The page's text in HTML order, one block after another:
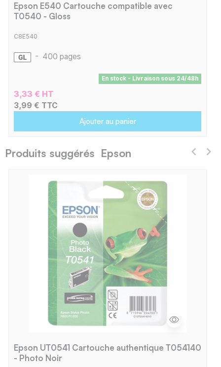
Epson E540 Cartouche compatible avec
T0540 - Gloss
C8E540
- 400 pages
En stock - Livraison sous 24/48h
3,33 € HT
3,99 € TTC
Ajouter au panier
Produits suggérés Epson
Epson UT0541 Cartouche authentique T054140
- Photo Noir